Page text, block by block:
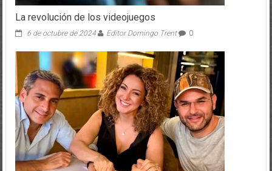
La revolución de los videojuegos
6 de octubre de 2024 Editor Domingo Trent 0